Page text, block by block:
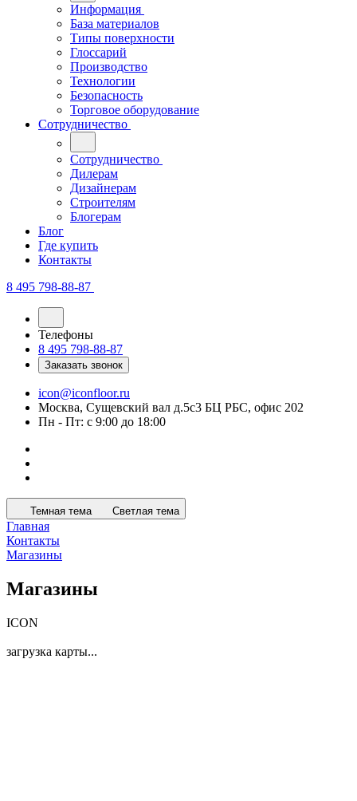
Информация
База материалов
Типы поверхности
Глоссарий
Производство
Технологии
Безопасность
Торговое оборудование
Сотрудничество
Сотрудничество
Дилерам
Дизайнерам
Строителям
Блогерам
Блог
Где купить
Контакты
8 495 798-88-87
Телефоны
8 495 798-88-87
Заказать звонок
icon@iconfloor.ru
Москва, Сущевский вал д.5с3 БЦ РБС, офис 202
Пн - Пт: с 9:00 до 18:00
Темная тема Светлая тема
Главная
Контакты
Магазины
Магазины
ICON
загрузка карты...